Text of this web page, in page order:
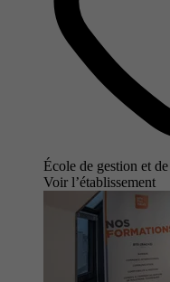
École de gestion et
Voir l’établissement